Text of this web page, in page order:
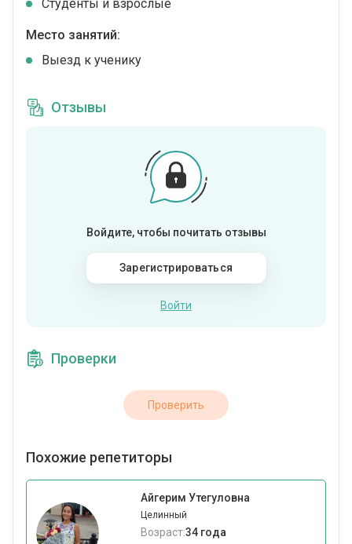
Студенты и взрослые
Место занятий:
Выезд к ученику
Отзывы
Войдите, чтобы почитать отзывы
Зарегистрироваться
Войти
Проверки
Проверить
Похожие репетиторы
Айгерим Утегуловна
Целинный
Возраст:34 года